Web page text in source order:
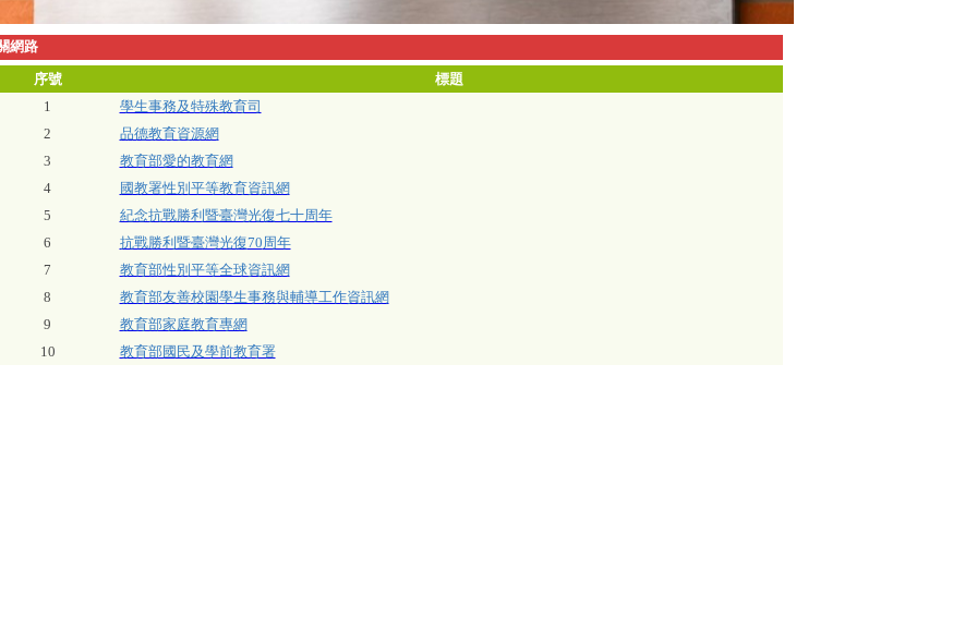
網路
序號
標題
1
學生事務及特殊教育司
2
品德教育資源網
3
教育部愛的教育網
4
國教署性別平等教育資訊網
5
紀念抗戰勝利暨臺灣光復七十周年
6
抗戰勝利暨臺灣光復70周年
7
教育部性別平等全球資訊網
8
教育部友善校園學生事務與輔導工作資訊網
9
教育部家庭教育專網
10
教育部國民及學前教育署